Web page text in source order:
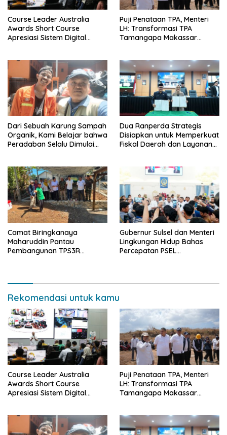
Course Leader Australia
Awards Short Course
Apresiasi Sistem Digital
Pelayanan Publik Berbasis
Data
Puji Penataan TPA, Menteri
LH: Transformasi TPA
Tamangapa Makassar
Dari Sebuah Karung Sampah
Organik, Kami Belajar bahwa
Peradaban Selalu Dimulai
Dua Ranperda Strategis
Disiapkan untuk Memperkuat
Fiskal Daerah dan Layanan
Camat Biringkanaya
Maharuddin Pantau
Pembangunan TPS3R
Gubernur Sulsel dan Menteri
Lingkungan Hidup Bahas
Percepatan PSEL
Rekomendasi untuk kamu
Course Leader Australia
Awards Short Course
Apresiasi Sistem Digital
Pelayanan Publik Berbasis
Data
Puji Penataan TPA, Menteri
LH: Transformasi TPA
Tamangapa Makassar